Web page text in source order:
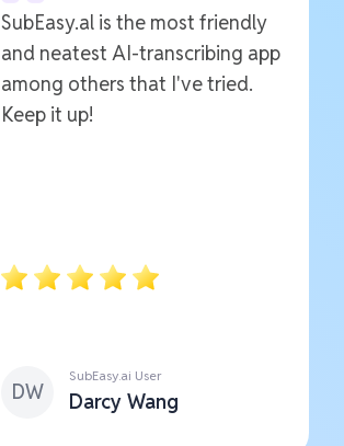
SubEasy.al is the most friendly
and neatest AI-transcribing app
among others that I've tried.
Keep it up!
DW
SubEasy.ai User
Darcy Wang